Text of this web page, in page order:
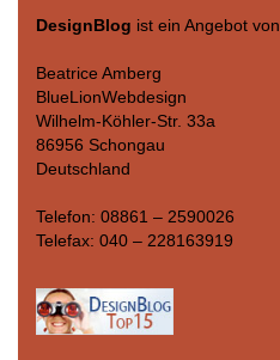
DesignBlog ist ein Angebot von
Beatrice Amberg
BlueLionWebdesign
Wilhelm-Köhler-Str. 33a
86956 Schongau
Deutschland
Telefon: 08861 – 2590026
Telefax: 040 – 228163919